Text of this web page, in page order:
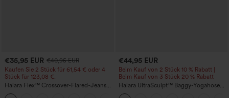
€35,95 EUR €40,95 EUR
Kaufen Sie 2 Stück für 61,54 € oder 4
Stück für 123,08 €.
Halara Flex™ Crossover-Flared-Jeans
aus elastischem Strick-Denim mit
€44,95 EUR
Beim Kauf von 2 Stück 10 % Rabatt |
Beim Kauf von 3 Stück 20 % Rabatt
Halara UltraSculpt™ Baggy-Yogahose
mit hohem Bund, Bauchkontrolle,